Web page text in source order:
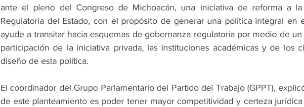
ante el pleno del Congreso de Michoacán, una iniciativa de reforma a
Regulatoria del Estado, con el propósito de generar una política integral en
ayude a transitar hacia esquemas de gobernanza regulatoria por medio de
participación de la iniciativa privada, las instituciones académicas y de los
diseño de esta política.
El coordinador del Grupo Parlamentario del Partido del Trabajo (GPPT),
de este planteamiento es poder tener mayor competitividad y certeza